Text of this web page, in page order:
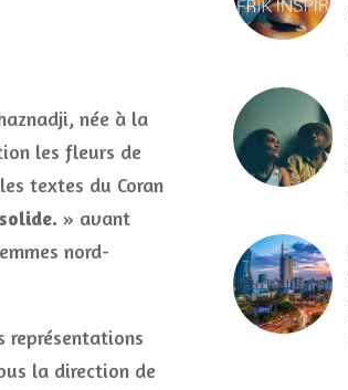
née à la
les fleurs de
textes du Coran
» avant
nord-
représentations
la direction de